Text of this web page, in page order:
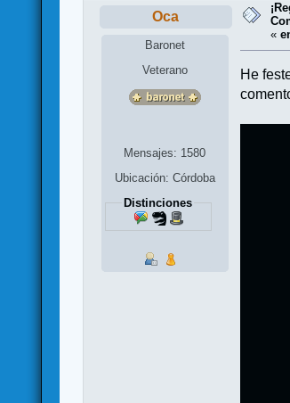
Oca
Baronet
Veterano
Mensajes: 1580
Ubicación: Córdoba
Distinciones
«
He